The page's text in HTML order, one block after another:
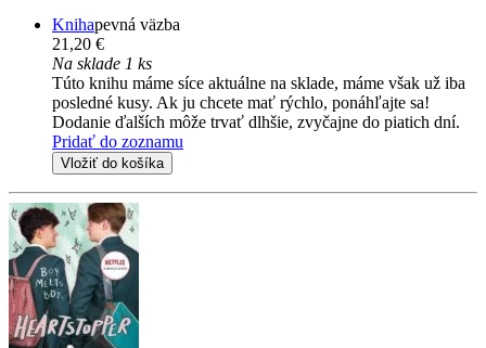
Knihapevná väzba
21,20 €
Na sklade 1 ks
Túto knihu máme síce aktuálne na sklade, máme však už iba
posledné kusy. Ak ju chcete mať rýchlo, ponáhľajte sa!
Dodanie ďalších môže trvať dlhšie, zvyčajne do piatich dní.
Pridať do zoznamu
Vložiť do košíka